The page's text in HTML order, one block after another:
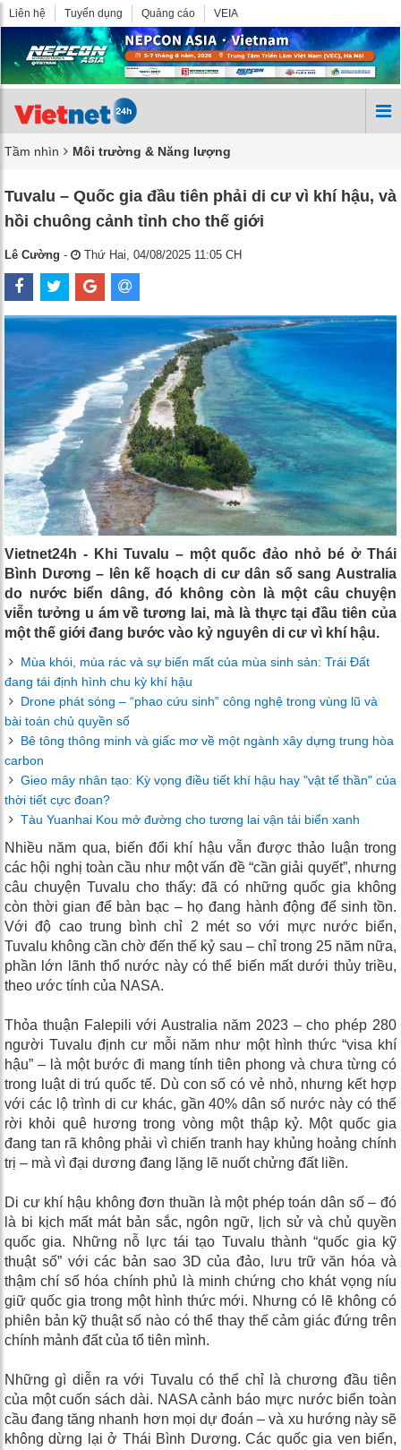
Liên hệ Tuyển dụng Quảng cáo VEIA
Tầm nhìn Môi trường & Năng lượng
Tuvalu – Quốc gia đầu tiên phải di cư vì khí hậu, và
hồi chuông cảnh tỉnh cho thế giới
Lê Cường - Thứ Hai, 04/08/2025 11:05 CH
Vietnet24h - Khi Tuvalu – một quốc đảo nhỏ bé ở Thái
Bình Dương – lên kế hoạch di cư dân số sang Australia
do nước biển dâng, đó không còn là một câu chuyện
viễn tưởng u ám về tương lai, mà là thực tại đầu tiên của
một thế giới đang bước vào kỷ nguyên di cư vì khí hậu.
Mùa khói, mùa rác và sự biến mất của mùa sinh sản: Trái Đất
đang tái định hình chu kỳ khí hậu
Drone phát sóng – “phao cứu sinh” công nghệ trong vùng lũ và
bài toán chủ quyền số
Bê tông thông minh và giấc mơ về một ngành xây dựng trung hòa
carbon
Gieo mây nhân tạo: Kỳ vọng điều tiết khí hậu hay "vật tế thần" của
thời tiết cực đoan?
Tàu Yuanhai Kou mở đường cho tương lai vận tải biển xanh
Nhiều năm qua, biến đổi khí hậu vẫn được thảo luận trong
các hội nghị toàn cầu như một vấn đề “cần giải quyết”, nhưng
câu chuyện Tuvalu cho thấy: đã có những quốc gia không
còn thời gian để bàn bạc – họ đang hành động để sinh tồn.
Với độ cao trung bình chỉ 2 mét so với mực nước biển,
Tuvalu không cần chờ đến thế kỷ sau – chỉ trong 25 năm nữa,
phần lớn lãnh thổ nước này có thể biến mất dưới thủy triều,
theo ước tính của NASA.
Thỏa thuận Falepili với Australia năm 2023 – cho phép 280
người Tuvalu định cư mỗi năm như một hình thức “visa khí
hậu” – là một bước đi mang tính tiên phong và chưa từng có
trong luật di trú quốc tế. Dù con số có vẻ nhỏ, nhưng kết hợp
với các lộ trình di cư khác, gần 40% dân số nước này có thể
rời khỏi quê hương trong vòng một thập kỷ. Một quốc gia
đang tan rã không phải vì chiến tranh hay khủng hoảng chính
trị – mà vì đại dương đang lặng lẽ nuốt chửng đất liền.
Di cư khí hậu không đơn thuần là một phép toán dân số – đó
là bi kịch mất mát bản sắc, ngôn ngữ, lịch sử và chủ quyền
quốc gia. Những nỗ lực tái tạo Tuvalu thành “quốc gia kỹ
thuật số” với các bản sao 3D của đảo, lưu trữ văn hóa và
thậm chí số hóa chính phủ là minh chứng cho khát vọng níu
giữ quốc gia trong một hình thức mới. Nhưng có lẽ không có
phiên bản kỹ thuật số nào có thể thay thế cảm giác đứng trên
chính mảnh đất của tổ tiên mình.
Những gì diễn ra với Tuvalu có thể chỉ là chương đầu tiên
của một cuốn sách dài. NASA cảnh báo mực nước biển toàn
cầu đang tăng nhanh hơn mọi dự đoán – và xu hướng này sẽ
không dừng lại ở Thái Bình Dương. Các quốc gia ven biển,